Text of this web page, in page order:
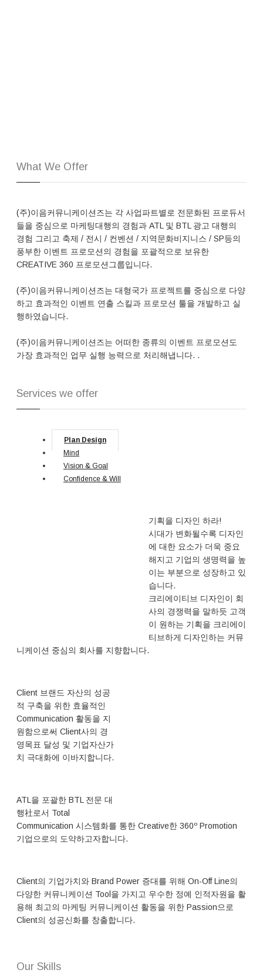
What We Offer
(주)이음커뮤니케이션즈는 각 사업파트별로 전문화된 프로듀서
들을 중심으로 마케팅대행의 경험과 ATL 및 BTL 광고 대행의
경험 그리고 축제 / 전시 / 컨벤션 / 지역문화비지니스 / SP등의
풍부한 이벤트 프로모션의 경험을 포괄적으로 보유한
CREATIVE 360 프로모션그룹입니다.
(주)이음커뮤니케이션즈는 대형국가 프로젝트를 중심으로 다양
하고 효과적인 이벤트 연출 스킬과 프로모션 툴을 개발하고 실
행하였습니다.
(주)이음커뮤니케이션즈는 어떠한 종류의 이벤트 프로모션도
가장 효과적인 업무 실행 능력으로 처리해냅니다. .
Services we offer
Plan Design
Mind
Vision & Goal
Confidence & Will
기획을 디자인 하라!
시대가 변화될수록 디자인
에 대한 요소가 더욱 중요
해지고 기업의 생명력을 높
이는 부분으로 성장하고 있
습니다.
크리에이티브 디자인이 회
사의 경쟁력을 말하듯 고객
이 원하는 기획을 크리에이
티브하게 디자인하는 커뮤
니케이션 중심의 회사를 지향합니다.
Client 브랜드 자산의 성공
적 구축을 위한 효율적인
Communication 활동을 지
원함으로써 Client사의 경
영목표 달성 및 기업자산가
치 극대화에 이바지합니다.
ATL을 포괄한 BTL 전문 대
행社로서 Total
Communication 시스템화를 통한 Creative한 360º Promotion
기업으로의 도약하고자합니다.
Client의 기업가치와 Brand Power 증대를 위해 On-Off Line의
다양한 커뮤니케이션 Tool을 가지고 우수한 정예 인적자원을 활
용해 최고의 마케팅 커뮤니케이션 활동을 위한 Passion으로
Client의 성공신화를 창출합니다.
Our Skills